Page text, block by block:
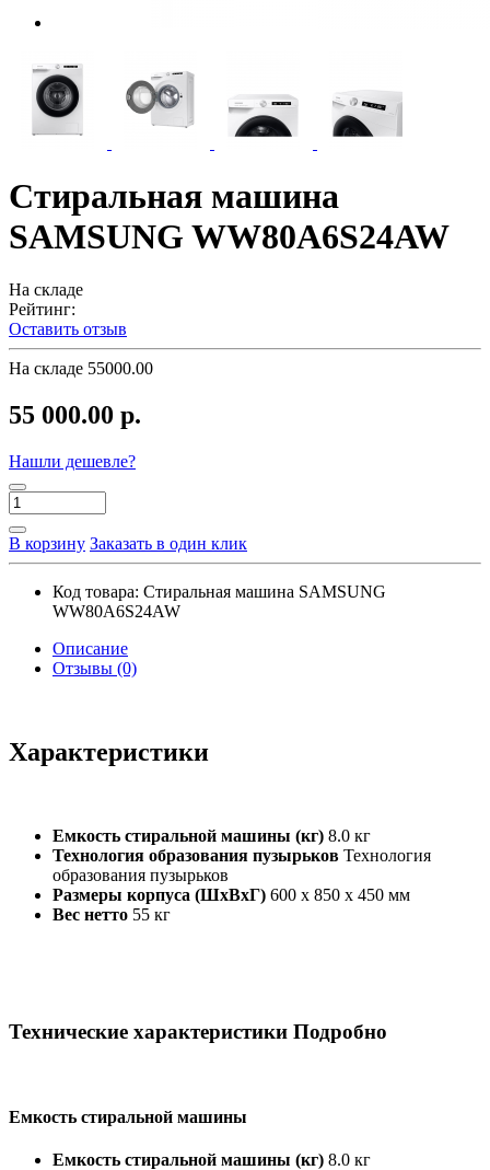
Стиральная машина
SAMSUNG WW80A6S24AW
На складе
Рейтинг:
Оставить отзыв
На складе 55000.00
55 000.00 р.
Нашли дешевле?
В корзину Заказать в один клик
Код товара: Стиральная машина SAMSUNG
WW80A6S24AW
Описание
Отзывы (0)
Характеристики
Емкость стиральной машины (кг) 8.0 кг
Технология образования пузырьков Технология
образования пузырьков
Размеры корпуса (ШxВxГ) 600 x 850 x 450 мм
Вес нетто 55 кг
Технические характеристики Подробно
Емкость стиральной машины
Емкость стиральной машины (кг) 8.0 кг